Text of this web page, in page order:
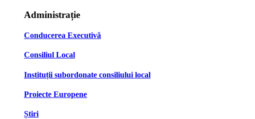
Administrație
Conducerea Executivă
Consiliul Local
Instituții subordonate consiliului local
Proiecte Europene
Știri